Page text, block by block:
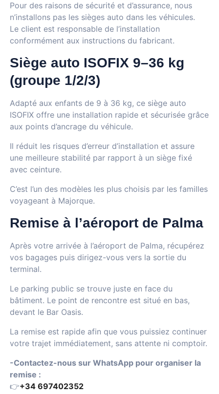
Pour des raisons de sécurité et d’assurance, nous
n’installons pas les sièges auto dans les véhicules.
Le client est responsable de l’installation
conformément aux instructions du fabricant.
Siège auto ISOFIX 9–36 kg
(groupe 1/2/3)
Adapté aux enfants de 9 à 36 kg, ce siège auto
ISOFIX offre une installation rapide et sécurisée grâce
aux points d’ancrage du véhicule.
Il réduit les risques d’erreur d’installation et assure
une meilleure stabilité par rapport à un siège fixé
avec ceinture.
C’est l’un des modèles les plus choisis par les familles
voyageant à Majorque.
Remise à l’aéroport de Palma
Après votre arrivée à l’aéroport de Palma, récupérez
vos bagages puis dirigez-vous vers la sortie du
terminal.
Le parking public se trouve juste en face du
bâtiment. Le point de rencontre est situé en bas,
devant le Bar Oasis.
La remise est rapide afin que vous puissiez continuer
votre trajet immédiatement, sans attente ni comptoir.
-Contactez-nous sur WhatsApp pour organiser la
remise :
👉+34 697402352